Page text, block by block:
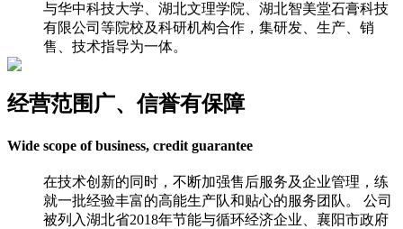
与华中科技大学、湖北文理学院、湖北智美堂石膏科技
有限公司等院校及科研机构合作，集研发、生产、销
售、技术指导为一体。
经营范围广、信誉有保障
Wide scope of business, credit guarantee
在技术创新的同时，不断加强售后服务及企业管理，练
就一批经验丰富的高能生产队和贴心的服务团队。 公司
被列入湖北省2018年节能与循环经济企业、襄阳市政府